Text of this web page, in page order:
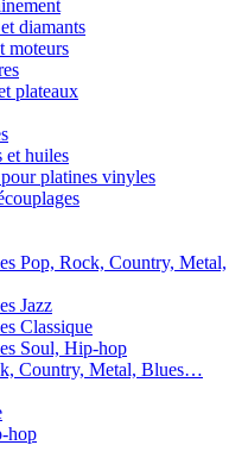
diamants
moteurs
plateaux
et huiles
platines vinyles
Pop, Rock, Country, Metal,
Jazz
Classique
Soul, Hip-hop
Country, Metal, Blues…
hop